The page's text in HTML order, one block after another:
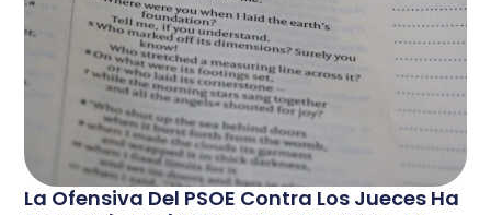
La Ofensiva Del PSOE Contra Los Jueces Ha